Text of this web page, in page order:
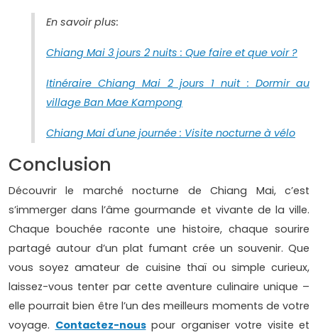
En savoir plus:
Chiang Mai 3 jours 2 nuits : Que faire et que voir ?
Itinéraire Chiang Mai 2 jours 1 nuit : Dormir au
village Ban Mae Kampong
Chiang Mai d'une journée : Visite nocturne à vélo
Conclusion
Découvrir le marché nocturne de Chiang Mai, c’est
s’immerger dans l’âme gourmande et vivante de la ville.
Chaque bouchée raconte une histoire, chaque sourire
partagé autour d’un plat fumant crée un souvenir. Que
vous soyez amateur de cuisine thaï ou simple curieux,
laissez-vous tenter par cette aventure culinaire unique –
elle pourrait bien être l’un des meilleurs moments de votre
voyage. Contactez-nouspour organiser votre visite et